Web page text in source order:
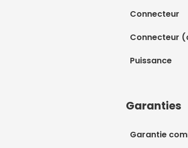
Connecteur
Connecteur
Puissance
Garanties
Garantie